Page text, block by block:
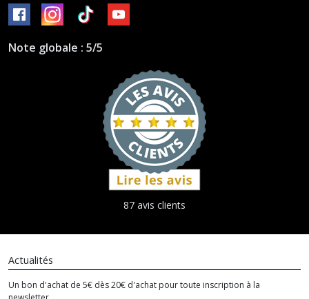
Note globale : 5/5
87 avis clients
Actualités
Un bon d'achat de 5€ dès 20€ d'achat pour toute inscription à la